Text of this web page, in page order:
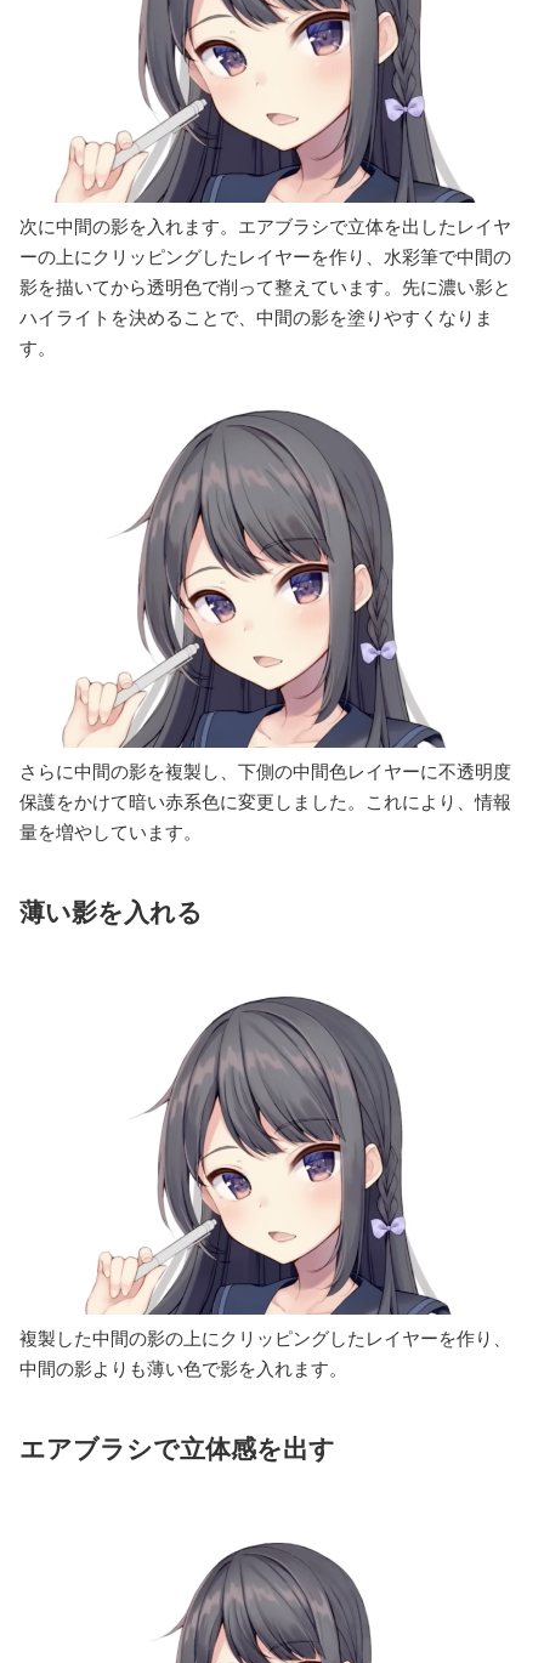
次に中間の影を入れます。エアブラシで立体を出したレイヤ
ーの上にクリッピングしたレイヤーを作り、水彩筆で中間の
影を描いてから透明色で削って整えています。先に濃い影と
ハイライトを決めることで、中間の影を塗りやすくなりま
す。
さらに中間の影を複製し、下側の中間色レイヤーに不透明度
保護をかけて暗い赤系色に変更しました。これにより、情報
量を増やしています。
薄い影を入れる
複製した中間の影の上にクリッピングしたレイヤーを作り、
中間の影よりも薄い色で影を入れます。
エアブラシで立体感を出す